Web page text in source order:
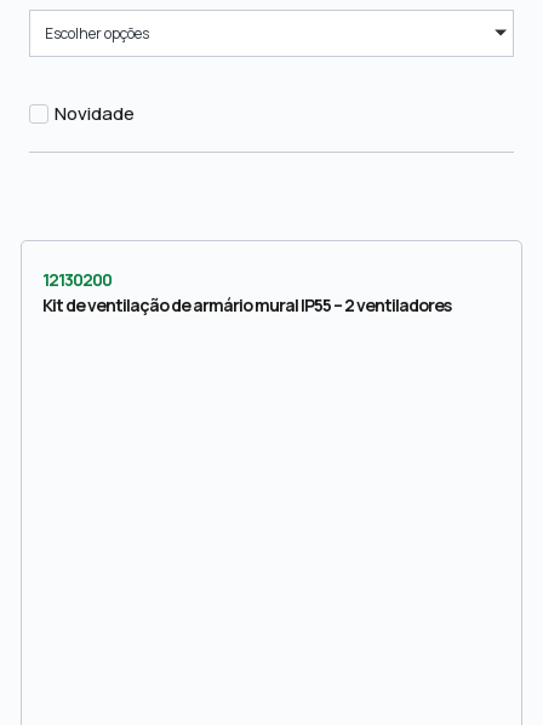
Escolher opções
Novidade
12130200
Kit de ventilação de armário mural IP55 – 2 ventiladores